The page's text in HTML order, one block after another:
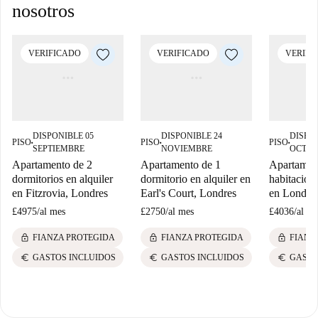
nosotros
VERIFICADO
PISO■
DISPONIBLE 05
SEPTIEMBRE
Apartamento de 2
dormitorios en alquiler
en Fitzrovia, Londres
£4975/al mes
lock FIANZA PROTEGIDA
euro GASTOS INCLUIDOS
VERIFICADO
PISO■
DISPONIBLE 24
NOVIEMBRE
Apartamento de 1
dormitorio en alquiler en
Earl's Court, Londres
£2750/al mes
lock FIANZA PROTEGIDA
euro GASTOS INCLUIDOS
PISO■
en
£4036/al
lock
euro